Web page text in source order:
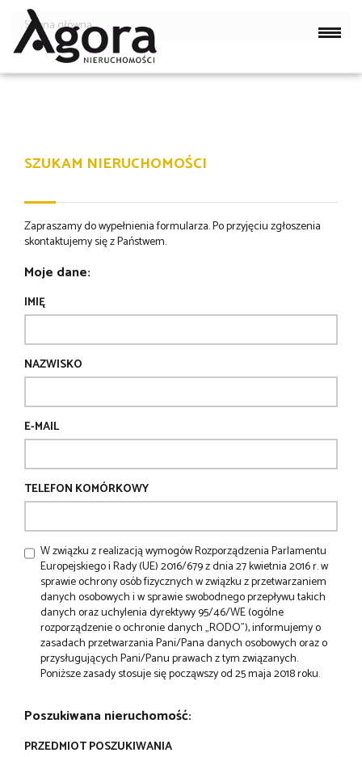
Strona główna
SZUKAM NIERUCHOMOŚCI
Zapraszamy do wypełnienia formularza. Po przyjęciu zgłoszenia
skontaktujemy się z Państwem.
Moje dane:
IMIĘ
NAZWISKO
E-MAIL
TELEFON KOMÓRKOWY
W związku z realizacją wymogów Rozporządzenia Parlamentu
Europejskiego i Rady (UE) 2016/679 z dnia 27 kwietnia 2016 r. w
sprawie ochrony osób fizycznych w związku z przetwarzaniem
danych osobowych i w sprawie swobodnego przepływu takich
danych oraz uchylenia dyrektywy 95/46/WE (ogólne
rozporządzenie o ochronie danych „RODO”), informujemy o
zasadach przetwarzania Pani/Pana danych osobowych oraz o
przysługujących Pani/Panu prawach z tym związanych.
Poniższe zasady stosuje się począwszy od 25 maja 2018 roku.
Poszukiwana nieruchomość:
PRZEDMIOT POSZUKIWANIA